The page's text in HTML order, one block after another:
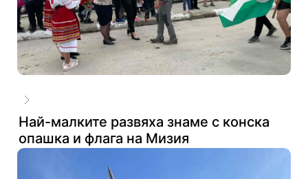
Най-малките развяха знаме с конска
опашка и флага на Мизия